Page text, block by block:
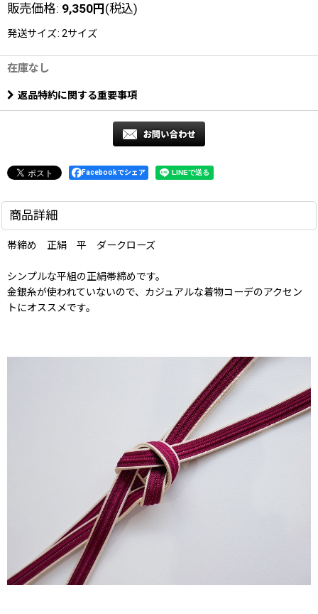
販売価格: 9,350円(税込)
発送サイズ: 2サイズ
在庫なし
返品特約に関する重要事項
Facebookでシェア
商品詳細
帯締め 正絹 平 ダークローズ
シンプルな平組の正絹帯締めです。
金銀糸が使われていないので、カジュアルな着物コーデのアクセン
トにオススメです。